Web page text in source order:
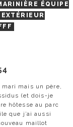
ÉQUIPE
mais un père,
(et dois-je
hôtesse au parc
que j’ai aussi
maillot